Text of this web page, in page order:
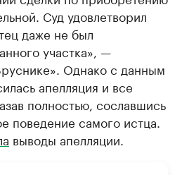
Суд удовлетворил
даже не был
участка», —
Однако с данным
апелляция и все
полностью, сославшись
поведение самого истца.
выводы апелляции.